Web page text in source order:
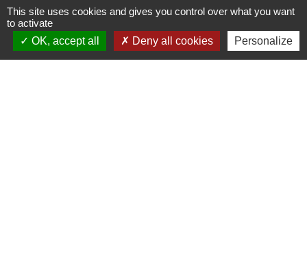
Contacts
This site uses cookies and gives you control over what you want
to activate
OK, accept all
Deny all cookies Personalize